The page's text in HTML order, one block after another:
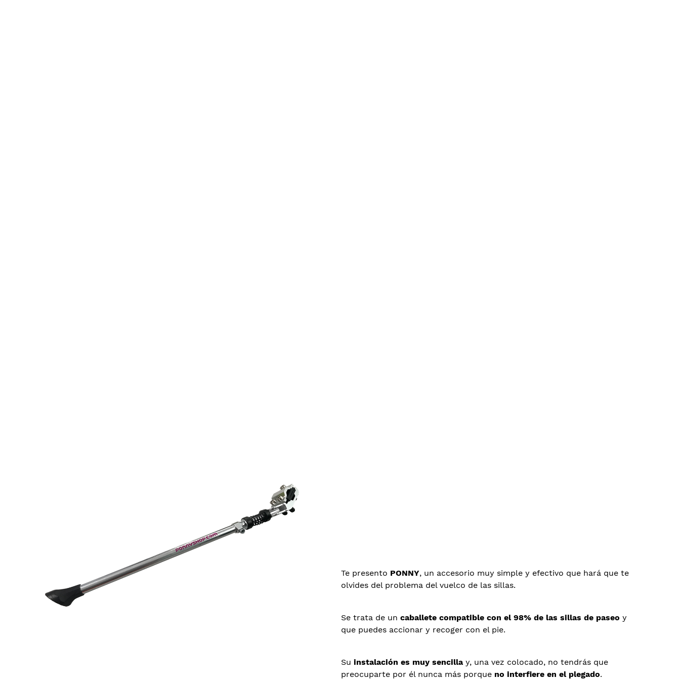
Te presento PONNY, un accesorio muy simple y efectivo que hará que te
olvides del problema del vuelco de las sillas.
Se trata de un caballete compatible con el 98% de las sillas de paseo y
que puedes accionar y recoger con el pie.
Su instalación es muy sencilla y, una vez colocado, no tendrás que
preocuparte por él nunca más porque no interfiere en el plegado.